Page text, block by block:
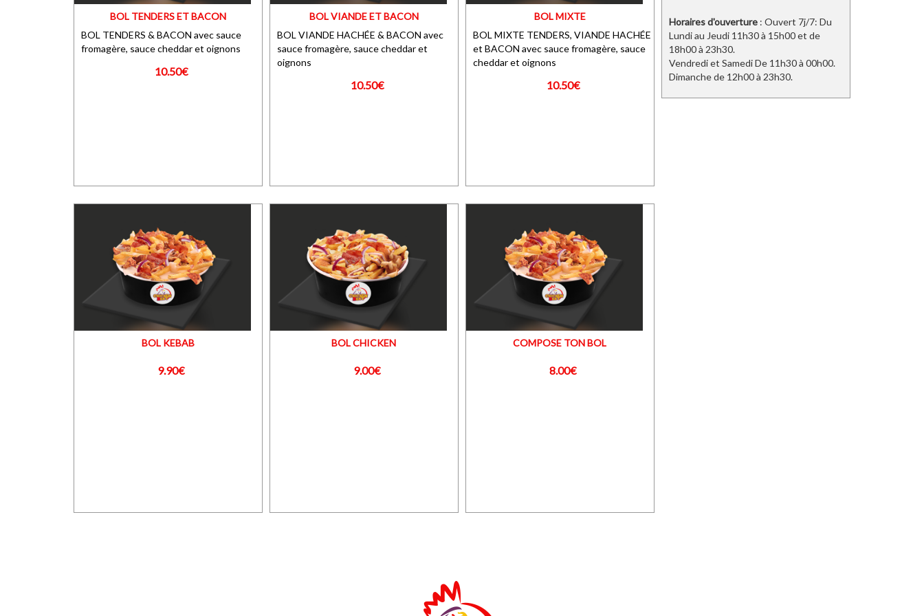
BOL TENDERS ET BACON
BOL TENDERS & BACON avec sauce
fromagère, sauce cheddar et oignons
10.50€
BOL VIANDE ET BACON
BOL VIANDE HACHÉE & BACON avec
sauce fromagère, sauce cheddar et
oignons
10.50€
BOL MIXTE
BOL MIXTE TENDERS, VIANDE HACHÉE
et BACON avec sauce fromagère, sauce
cheddar et oignons
10.50€
BOL KEBAB
9.90€
BOL CHICKEN
9.00€
COMPOSE TON BOL
8.00€
Horaires d'ouverture : Ouvert 7j/7: Du
Lundi au Jeudi 11h30 à 15h00 et de
18h00 à 23h30.
Vendredi et Samedi De 11h30 à 00h00.
Dimanche de 12h00 à 23h30.